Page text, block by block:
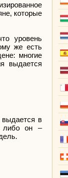
которые
уровень
же есть
многие
выдается
в
либо он –